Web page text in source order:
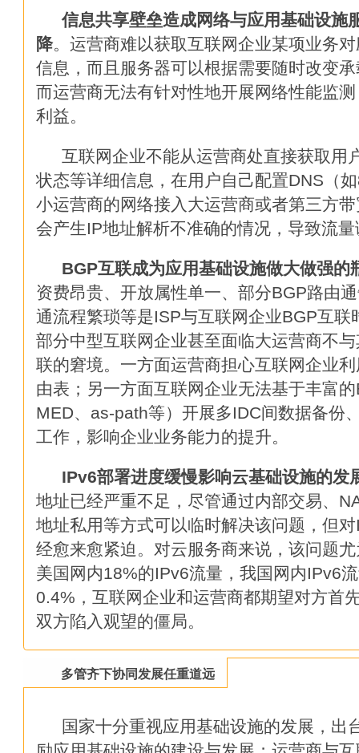
如何成为数据分析师
十大IT工作和工程
三大恶意软件的绝密藏身之地
云端迁移需注意的9大要点
成功的安全分析你需要注意这
网络安全：要通过去，晓未来
让IT安全人员夜不能寐的11个
人工智能、机器学习、深度学
如何让云运维变得简单
奥运看完看什么？这里有关于
思科第四财季净利同比增21%
数据中心网络运维一指禅
数据中心虚拟化所必备的条件
技术分享：十大服务器虚拟化
国内最适宜建设数据中心地区,
智能时代：物联网10个商业模式
信息共享壁垒造成网络与应用基础设施
降。运营商难以获取互联网企业某项业务
信息，而且服务器可以根据需要随时改变
而运营商无法有针对性地开展网络性能监
利益。
互联网企业不能从运营商处直接获取用
状态等详细信息，在用户自己配置DNS（
小运营商的网络接入大运营商或者第三方
会产生IP地址解析不准确的情况，导致流
BGP互联成为应用基础设施做大做强的
资费昂贵、开放属性单一、部分BGP路由
通流程繁琐等是ISP与互联网企业BGP互联
部分中型互联网企业甚至面临大运营商不
联的窘境。一方面运营商担心互联网企业
由表；另一方面互联网企业无法基于丰富
MED、as-path等）开展多IDC间数据备份
工作，影响企业业务能力的提升。
IPv6部署进度缓慢影响云基础设施的发
地址已经严重不足，尽管通过内部交易、
地址私用等方式可以临时解决该问题，但
经愈来愈紧迫。对云服务商来说，该问题
美国网内18%的IPv6流量，我国网内IPv6
0.4%，互联网企业和运营商都期望对方首
双方陷入观望的僵局。
多管齐下协同发展任重道远
国家十分重视应用基础设施的发展，出